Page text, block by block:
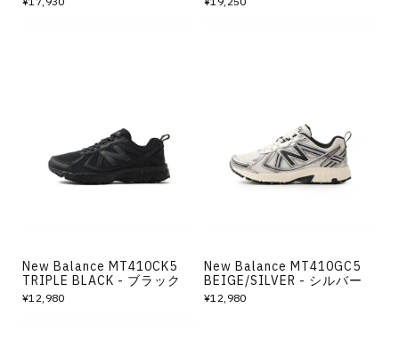
New Balance MT410CK5
TRIPLE BLACK - ブラック
¥12,980
New Balance MT410GC5
BEIGE/SILVER - シルバー
¥12,980